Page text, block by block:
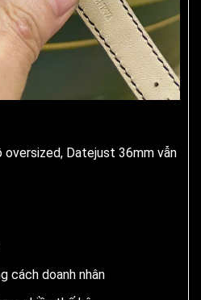
oversized, Datejust 36mm vẫn
cách doanh nhân